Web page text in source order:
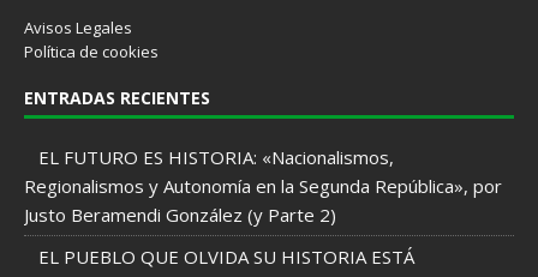
Avisos Legales
Política de cookies
ENTRADAS RECIENTES
EL FUTURO ES HISTORIA: «Nacionalismos,
Regionalismos y Autonomía en la Segunda República», por
Justo Beramendi González (y Parte 2)
EL PUEBLO QUE OLVIDA SU HISTORIA ESTÁ